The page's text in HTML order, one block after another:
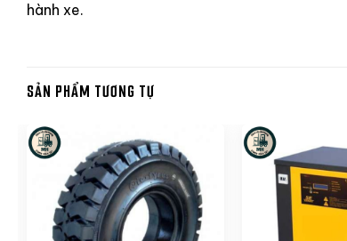
hành xe.
SẢN PHẨM TƯƠNG TỰ